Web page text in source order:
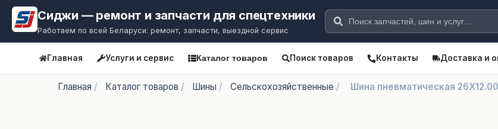
Сиджи — ремонт и запчасти для спецтехники
Работаем по всей Беларуси: ремонт, запчасти, выездной сервис
Главная Услуги и сервис Каталог товаров Поиск товаров Контакты Доставка и
Главная / Каталог товаров / Шины / Сельскохозяйственные / Шина пневматическая